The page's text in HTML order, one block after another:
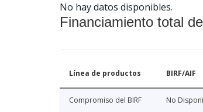
No hay datos disponibles.
Financiamiento total
Línea de productos BIRF/AIF
Compromiso del BIRF No